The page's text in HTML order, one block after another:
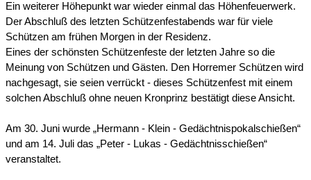
Ein weiterer Höhepunkt war wieder einmal das Höhenfeuerwerk.
Der Abschluß des letzten Schützenfestabends war für viele
Schützen am frühen Morgen in der Residenz.
Eines der schönsten Schützenfeste der letzten Jahre so die
Meinung von Schützen und Gästen. Den Horremer Schützen wird
nachgesagt, sie seien verrückt - dieses Schützenfest mit einem
solchen Abschluß ohne neuen Kronprinz bestätigt diese Ansicht.
Am 30. Juni wurde „Hermann - Klein - Gedächtnispokalschießen“
und am 14. Juli das „Peter - Lukas - Gedächtnisschießen“
veranstaltet.